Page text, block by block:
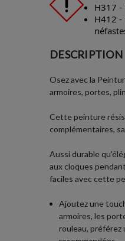
H317 -
H412 -
DESCRIPTION
Osez avec la
armoires, portes,
Cette peinture
complémentaires,
Aussi durable
aux cloques
faciles avec cette
Ajoutez une
armoires, les
rouleau, préférez